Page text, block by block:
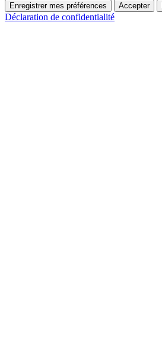
Enregistrer mes préférences Accepter
Déclaration de confidentialité